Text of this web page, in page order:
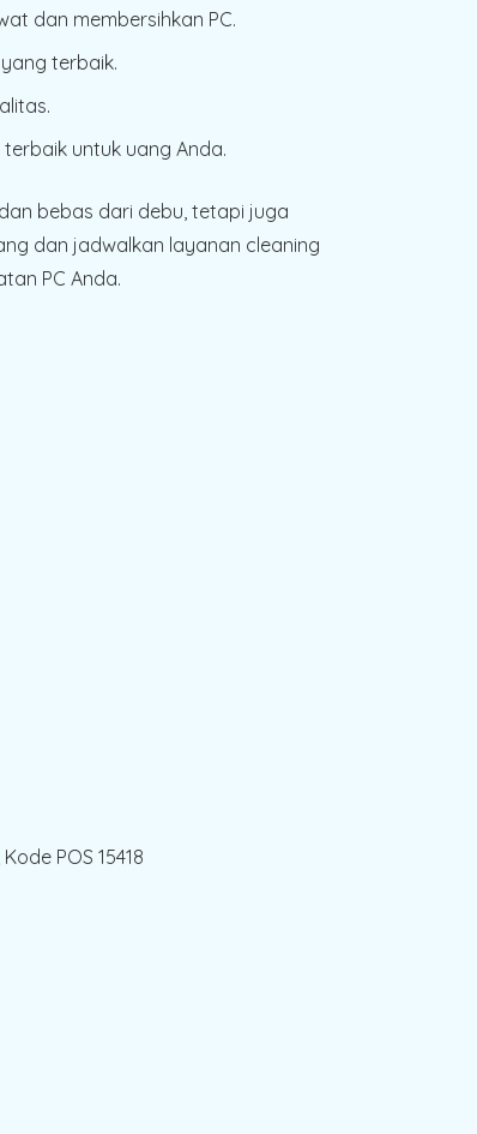
dan membersihkan PC.
terbaik.
untuk uang Anda.
bebas dari debu, tetapi juga
dan jadwalkan layanan cleaning
PC Anda.
POS 15418